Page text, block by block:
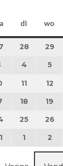
maandag
di dinsdag
wo
27 juli 2026
28 28 juli
29
3 augustus 2026
4 4 55
10 augustus
11 11 12
17 augustus
18 18 19
24 augustus
25 25 26
31 augustus
1 1 2 2